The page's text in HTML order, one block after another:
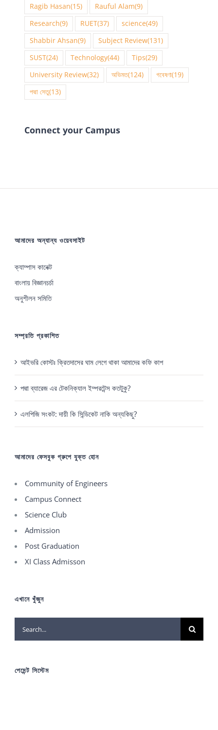
Ragib Hasan(15) Rauful Alam(9)
Research(9) RUET(37) science(49)
Shabbir Ahsan(9) Subject Review(131)
SUST(24) Technology(44) Tips(29)
University Review(32) অভিমত(124) গবেষণা(19)
পদ্মা সেতু(13)
Connect your Campus
আমাদের অন্যান্য ওয়েবসাইট
ক্যাম্পাস কানেক্ট
বাংলায় বিজ্ঞানচর্চা
অনুশীলন সমিতি
সম্প্রতি প্রকাশিত
আইভরি কোস্টঃ ক্রিতদাসের ঘাম লেগে থাকা আমাদের কফি কাপ
পদ্মা ব্যারেজ এর টেকনিক্যাল ইম্পরটেন্স কতটুকু?
এলপিজি সংকট: দায়ী কি সিন্ডিকেট নাকি অন্যকিছু?
আমাদের ফেসবুক গ্রুপে যুক্ত হোন
Community of Engineers
Campus Connect
Science Club
Admission
Post Graduation
XI Class Admisson
এখানে খুঁজুন
Search
for:
পেমেন্ট সিস্টেম